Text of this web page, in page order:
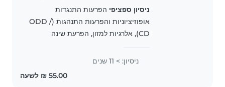
לילדים מעדיפה באזורים מהיכל התרבות
ועד אם המושבות ועדיפות רגלי עם
אפשרי להוציא מהגן ......כמובן..
ניסיון ספציפי הפרעות התנגדות
אופוזיציוניות והפרעות התנהגות (ODD /
CD), אלרגיות למזון, הפרעת שינה
ניסיון: > 11 שנים